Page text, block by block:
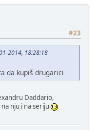
#23
2014, 18:28:18
da kupiš drugarici
Daddario,
nju i na seriju